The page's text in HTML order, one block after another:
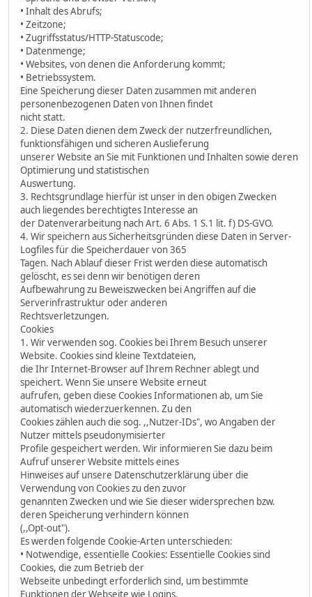
• Inhalt des Abrufs;
• Zeitzone;
• Zugriffsstatus/HTTP-Statuscode;
• Datenmenge;
• Websites, von denen die Anforderung kommt;
• Betriebssystem.
Eine Speicherung dieser Daten zusammen mit anderen
personenbezogenen Daten von Ihnen findet
nicht statt.
2. Diese Daten dienen dem Zweck der nutzerfreundlichen,
funktionsfähigen und sicheren Auslieferung
unserer Website an Sie mit Funktionen und Inhalten sowie deren
Optimierung und statistischen
Auswertung.
3. Rechtsgrundlage hierfür ist unser in den obigen Zwecken
auch liegendes berechtigtes Interesse an
der Datenverarbeitung nach Art. 6 Abs. 1 S.1 lit. f) DS-GVO.
4. Wir speichern aus Sicherheitsgründen diese Daten in Server-
Logfiles für die Speicherdauer von 365
Tagen. Nach Ablauf dieser Frist werden diese automatisch
gelöscht, es sei denn wir benötigen deren
Aufbewahrung zu Beweiszwecken bei Angriffen auf die
Serverinfrastruktur oder anderen
Rechtsverletzungen.
Cookies
1. Wir verwenden sog. Cookies bei Ihrem Besuch unserer
Website. Cookies sind kleine Textdateien,
die Ihr Internet-Browser auf Ihrem Rechner ablegt und
speichert. Wenn Sie unsere Website erneut
aufrufen, geben diese Cookies Informationen ab, um Sie
automatisch wiederzuerkennen. Zu den
Cookies zählen auch die sog. ,,Nutzer-IDs", wo Angaben der
Nutzer mittels pseudonymisierter
Profile gespeichert werden. Wir informieren Sie dazu beim
Aufruf unserer Website mittels eines
Hinweises auf unsere Datenschutzerklärung über die
Verwendung von Cookies zu den zuvor
genannten Zwecken und wie Sie dieser widersprechen bzw.
deren Speicherung verhindern können
(,,Opt-out").
Es werden folgende Cookie-Arten unterschieden:
• Notwendige, essentielle Cookies: Essentielle Cookies sind
Cookies, die zum Betrieb der
Webseite unbedingt erforderlich sind, um bestimmte
Funktionen der Webseite wie Logins,